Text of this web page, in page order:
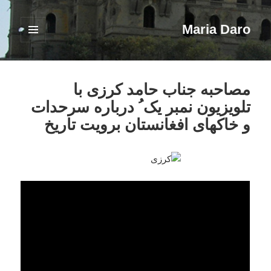
Maria Daro
فهرست
ابزارک‌ها
مصاحبه جناب حامد کرزی با
تلویزیون نمبر یک ُ درباره سرحدات
و خاکهای افغانستان برویت تاریخ